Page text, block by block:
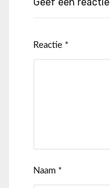
Reactie *
Naam *